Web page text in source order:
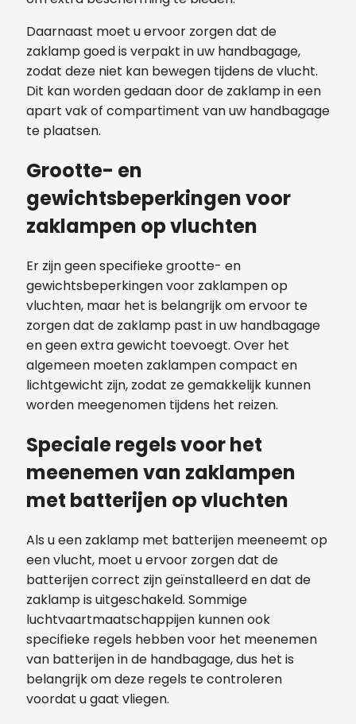
Daarnaast moet u ervoor zorgen dat de
zaklamp goed is verpakt in uw handbagage,
zodat deze niet kan bewegen tijdens de vlucht.
Dit kan worden gedaan door de zaklamp in een
apart vak of compartiment van uw handbagage
te plaatsen.
Grootte- en
gewichtsbeperkingen voor
zaklampen op vluchten
Er zijn geen specifieke grootte- en
gewichtsbeperkingen voor zaklampen op
vluchten, maar het is belangrijk om ervoor te
zorgen dat de zaklamp past in uw handbagage
en geen extra gewicht toevoegt. Over het
algemeen moeten zaklampen compact en
lichtgewicht zijn, zodat ze gemakkelijk kunnen
worden meegenomen tijdens het reizen.
Speciale regels voor het
meenemen van zaklampen
met batterijen op vluchten
Als u een zaklamp met batterijen meeneemt op
een vlucht, moet u ervoor zorgen dat de
batterijen correct zijn geïnstalleerd en dat de
zaklamp is uitgeschakeld. Sommige
luchtvaartmaatschappijen kunnen ook
specifieke regels hebben voor het meenemen
van batterijen in de handbagage, dus het is
belangrijk om deze regels te controleren
voordat u gaat vliegen.